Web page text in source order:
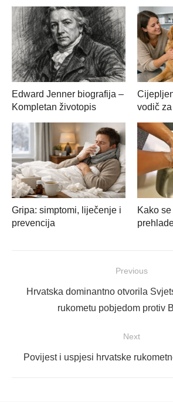
Edward Jenner biografija –
Kompletan životopis
vodič
Gripa: simptomi, liječenje i
prevencija
Kako
objava
Previous
Previous
Hrvatska dominantno otvorila
rukometu pobjedom protiv
Next
Next
Povijest i uspjesi hrvatske